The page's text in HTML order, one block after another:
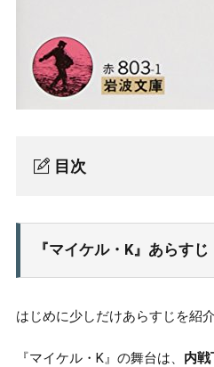
目次
『マイケル・K』感想・考察
『マイケル・K』あらすじ
はじめに少しだけあらすじを紹介
『マイケル・K』の舞台は、 内戦